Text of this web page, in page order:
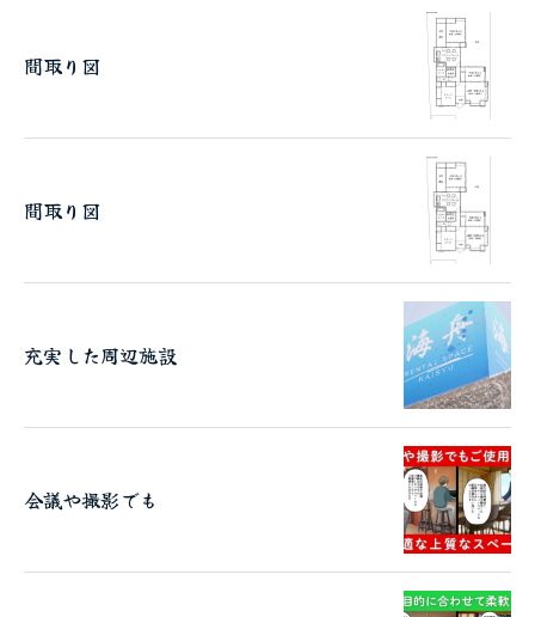
間取り図
間取り図
充実した周辺施設
会議や撮影でも